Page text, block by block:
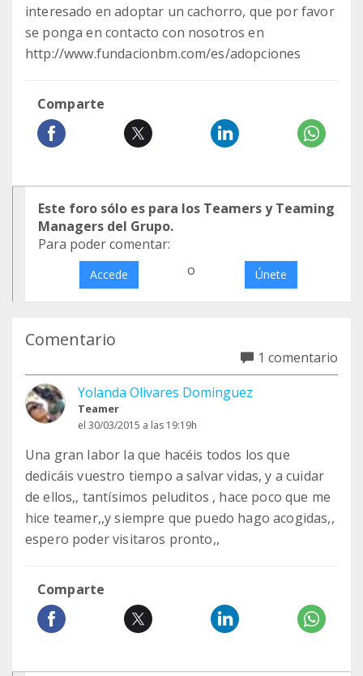
interesado en adoptar un cachorro, que por favor
se ponga en contacto con nosotros en
http://www.fundacionbm.com/es/adopciones
Comparte
Este foro sólo es para los Teamers y Teaming
Managers del Grupo.
Para poder comentar:
Accede o Únete
Comentario
1 comentario
Yolanda Olivares Dominguez
Teamer
el 30/03/2015 a las 19:19h
Una gran labor la que hacéis todos los que
dedicáis vuestro tiempo a salvar vidas, y a cuidar
de ellos,, tantísimos peluditos , hace poco que me
hice teamer,,y siempre que puedo hago acogidas,,
espero poder visitaros pronto,,
Comparte